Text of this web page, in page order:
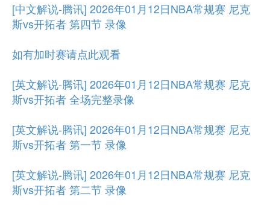
[中文解说-腾讯] 2026年01月12日NBA常规赛 尼克
斯vs开拓者 第四节 录像
如有加时赛请点此观看
[英文解说-腾讯] 2026年01月12日NBA常规赛 尼克
斯vs开拓者 全场完整录像
[英文解说-腾讯] 2026年01月12日NBA常规赛 尼克
斯vs开拓者 第一节 录像
[英文解说-腾讯] 2026年01月12日NBA常规赛 尼克
斯vs开拓者 第二节 录像